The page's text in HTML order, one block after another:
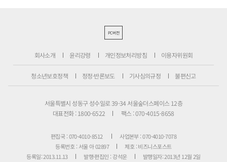
PC버전
회사소개 윤리강령 개인정보처리방침 이용자위원회
청소년보호정책 정정·반론보도 기사심의규정 불편신고
서울특별시 성동구 성수일로 39-34 서울숲더스페이스 12층
대표전화 : 1800-6522
팩스 : 070-4015-8658
편집국 : 070-4010-8512
사업본부 : 070-4010-7078
등록번호 : 서울 아 02897
제호 : 비즈니스포스트
등록일: 2013.11.13
발행·편집인 : 강석운 발행일자: 2013년 12월 2일